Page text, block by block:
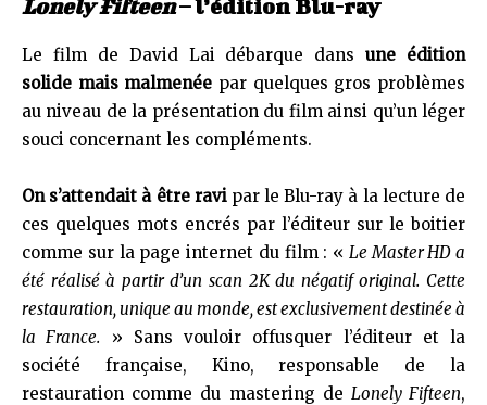
Lonely Fifteen– l’édition Blu-ray
Le film de David Lai débarque dansune édition
solide mais malmenée par quelques gros problèmes
au niveau de la présentation du film ainsi qu’un léger
souci concernant les compléments.
On s’attendait à être ravipar le Blu-ray à la lecture de
ces quelques mots encrés par l’éditeur sur le boitier
comme sur la page internet du film : « Le Master HD a
été réalisé à partir d’un scan 2K du négatif original. Cette
restauration, unique au monde, est exclusivement destinée à
la France. » Sans vouloir offusquer l’éditeur et la
société française, Kino, responsable de la
restauration comme du mastering de Lonely Fifteen,